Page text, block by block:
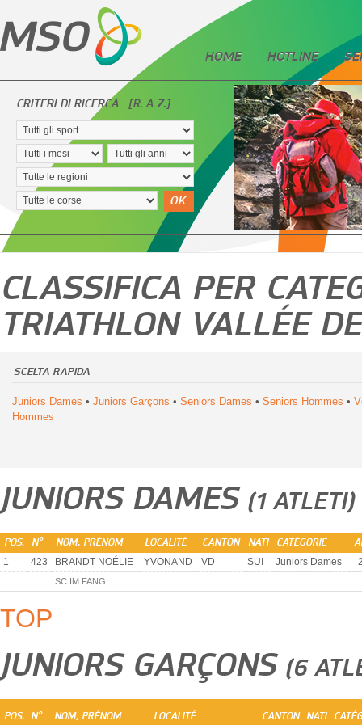
HOME HOTLINE
CRITERI DI RICERCA [R. A Z.]
OK
CLASSIFICA PER
TRIATHLON VALLÉE
SCELTA RAPIDA
Juniors Dames • Juniors Garçons • Seniors Dames • Seniors Hommes •
Hommes
JUNIORS DAMES (1 ATLETI)
POS. N° NOM, PRÉNOM LOCALITÉ CANTON NATI CATÉGORIE
1 423 BRANDT NOÉLIE YVONAND VD SUI Juniors Dames
SC IM FANG
TOP
JUNIORS GARÇONS (6
POS. N° NOM, PRÉNOM LOCALITÉ CANTON NATI